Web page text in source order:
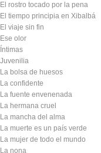
El rostro tocado por la pena
El tiempo principia en Xibalbá
El viaje sin fin
Ese olor
Íntimas
Juvenilia
La bolsa de huesos
La confidente
La fuente envenenada
La hermana cruel
La mancha del alma
La muerte es un país verde
La mujer de todo el mundo
La nona